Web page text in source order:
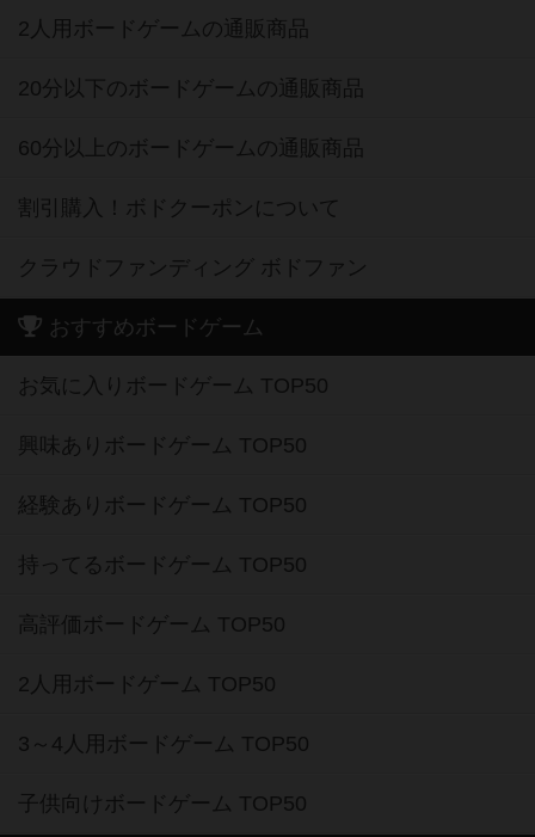
2人用ボードゲームの通販商品
20分以下のボードゲームの通販商品
60分以上のボードゲームの通販商品
割引購入！ボドクーポンについて
クラウドファンディング ボドファン
おすすめボードゲーム
お気に入りボードゲーム TOP50
興味ありボードゲーム TOP50
経験ありボードゲーム TOP50
持ってるボードゲーム TOP50
高評価ボードゲーム TOP50
2人用ボードゲーム TOP50
3～4人用ボードゲーム TOP50
子供向けボードゲーム TOP50